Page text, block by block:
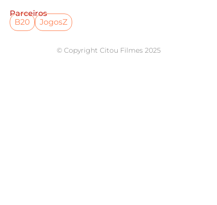
Parceiros
B20
JogosZ
© Copyright Citou Filmes 2025